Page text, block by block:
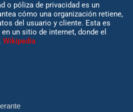
o póliza de privacidad es un
cómo una organización retiene,
del usuario y cliente. Esta es
un sitio de internet, donde el
Wikipedia